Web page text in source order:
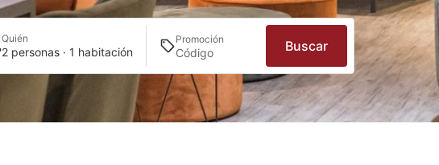
Quién
2 personas · 1 habitación
Promoción Buscar